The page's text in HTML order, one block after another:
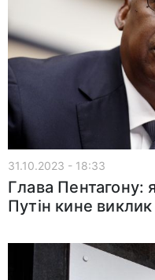
31.10.2023 - 18:33
Глава Пентагону:
Путін кине